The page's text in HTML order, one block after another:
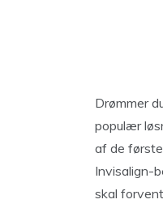
Drømmer
populær
af de
Invisalign-
skal